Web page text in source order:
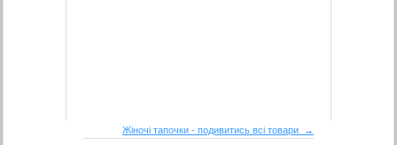
Жіночі тапочки - подивитись всі товари →